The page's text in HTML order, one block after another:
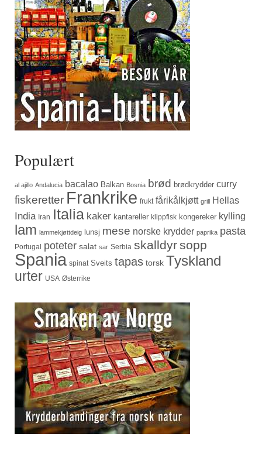
Populært
al ajillo Andalucia bacalao Balkan Bosnia brød brødkrydder curry
fiskeretter Frankrike frukt fårikålkjøtt grill Hellas
India Iran Italia kaker kantareller klippfisk kongereker kylling
lam lammekjøttdeig lunsj mese norske krydder paprika pasta
Portugal poteter salat sar Serbia skalldyrsopp
Spania spinat Sveits tapas torsk Tyskland
urter USA Østerrike